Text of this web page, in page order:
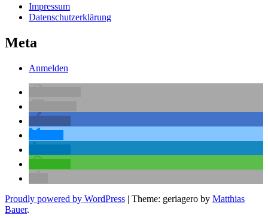
Impressum
Datenschutzerklärung
Meta
Anmelden
Proudly powered by WordPress | Theme: geriagero by Matthias
Bauer.